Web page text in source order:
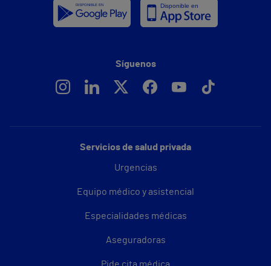
Servicios de salud privada
Urgencias
Equipo médico y asistencial
Especialidades médicas
Aseguradoras
Síguenos